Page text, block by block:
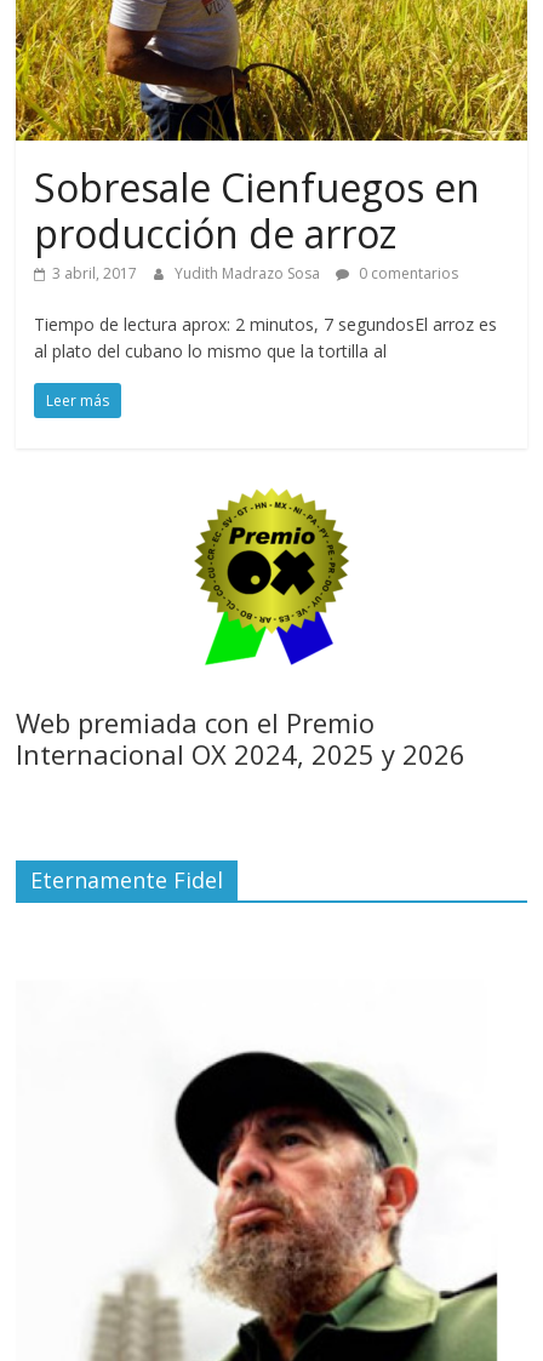
Sobresale Cienfuegos en
producción de arroz
3 abril, 2017 Yudith Madrazo Sosa 0 comentarios
Tiempo de lectura aprox: 2 minutos, 7 segundosEl arroz es
al plato del cubano lo mismo que la tortilla al
Leer más
Web premiada con el Premio
Internacional OX 2024, 2025 y 2026
Eternamente Fidel